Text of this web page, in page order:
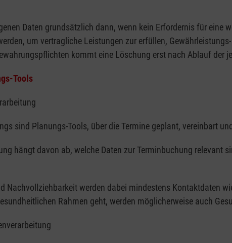
Daten grundsätzlich dann, wenn kein Erfordernis für eine
um vertragliche Leistungen zur erfüllen,
kommt eine Löschung erst nach Ablauf der
Tools
sind Planungs-Tools, über die Termine geplant, vereinbart
hängt davon ab, welche Daten zur Terminbuchung
Nachvollziehbarkeit werden dabei mindestens Kontaktdaten
Rahmen geht, werden möglicherweise auch